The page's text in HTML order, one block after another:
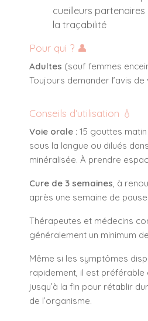
cueilleurs
la traçabilité
Pour qui ? 👤
Adultes (sauf femmes
Toujours demander l’avis
Conseils d’utilisation 💧
Voie orale : 15 gouttes
sous la langue ou dilués
minéralisée. À prendre
Cure de 3 semaines, à
après une semaine de pause.
Thérapeutes et médecins
généralement un minimum
Même si les symptômes
rapidement, il est préférable
jusqu’à la fin pour rétablir
de l’organisme.